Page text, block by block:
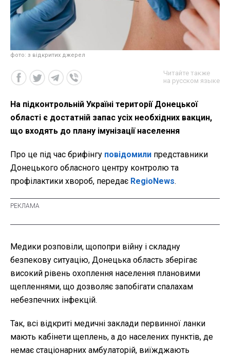
фото: з відкритих джерел
Читайте также
на русском языке
На підконтрольній Україні території Донецької
області є достатній запас усіх необхідних вакцин,
що входять до плану імунізації населення
Про це під час брифінгу повідомили представники
Донецького обласного центру контролю та
профілактики хвороб, передає RegioNews.
Медики розповіли, щопопри війну і складну
безпекову ситуацію, Донецька область зберігає
високий рівень охоплення населення плановими
щепленнями, що дозволяє запобігати спалахам
небезпечних інфекцій.
Так, всі відкриті медичні заклади первинної ланки
мають кабінети щеплень, а до населених пунктів, де
немає стаціонарних амбулаторій, виїжджають